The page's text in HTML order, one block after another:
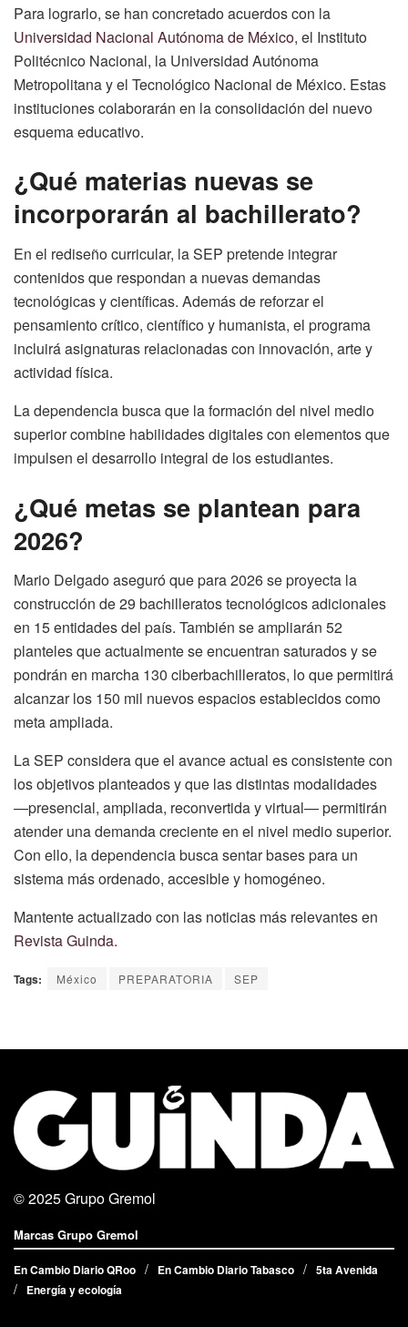
Para lograrlo, se han concretado acuerdos con la
Universidad Nacional Autónoma de México, el Instituto
Politécnico Nacional, la Universidad Autónoma
Metropolitana y el Tecnológico Nacional de México. Estas
instituciones colaborarán en la consolidación del nuevo
esquema educativo.
¿Qué materias nuevas se
incorporarán al bachillerato?
En el rediseño curricular, la SEP pretende integrar
contenidos que respondan a nuevas demandas
tecnológicas y científicas. Además de reforzar el
pensamiento crítico, científico y humanista, el programa
incluirá asignaturas relacionadas con innovación, arte y
actividad física.
La dependencia busca que la formación del nivel medio
superior combine habilidades digitales con elementos que
impulsen el desarrollo integral de los estudiantes.
¿Qué metas se plantean para
2026?
Mario Delgado aseguró que para 2026 se proyecta la
construcción de 29 bachilleratos tecnológicos adicionales
en 15 entidades del país. También se ampliarán 52
planteles que actualmente se encuentran saturados y se
pondrán en marcha 130 ciberbachilleratos, lo que permitirá
alcanzar los 150 mil nuevos espacios establecidos como
meta ampliada.
La SEP considera que el avance actual es consistente con
los objetivos planteados y que las distintas modalidades
—presencial, ampliada, reconvertida y virtual— permitirán
atender una demanda creciente en el nivel medio superior.
Con ello, la dependencia busca sentar bases para un
sistema más ordenado, accesible y homogéneo.
Mantente actualizado con las noticias más relevantes en
Revista Guinda.
Tags: México PREPARATORIA SEP
© 2025Grupo Gremol
Marcas Grupo Gremol
En Cambio Diario QRoo En Cambio Diario Tabasco
5ta Avenida
Energía y ecología